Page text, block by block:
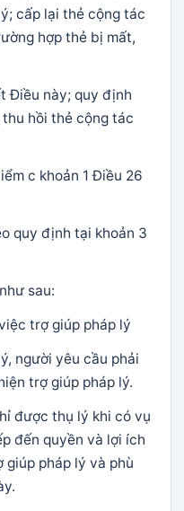
cấp lại thẻ cộng tác
hợp thẻ bị mất,
Điều này; quy định
hồi thẻ cộng tác
c khoản 1 Điều 26
quy định tại khoản 3
sau:
trợ giúp pháp lý
người yêu cầu phải
trợ giúp pháp lý.
được thụ lý khi có vụ
đến quyền và lợi ích
giúp pháp lý và phù